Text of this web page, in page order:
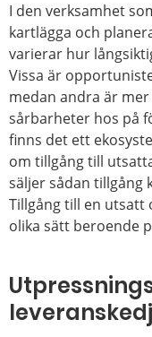
I den verksamhet
kartlägga och
varierar hur
Vissa är
medan andra är
sårbarheter hos på
finns det ett
om tillgång till
säljer sådan tillgång
Tillgång till en utsatt
olika sätt beroende